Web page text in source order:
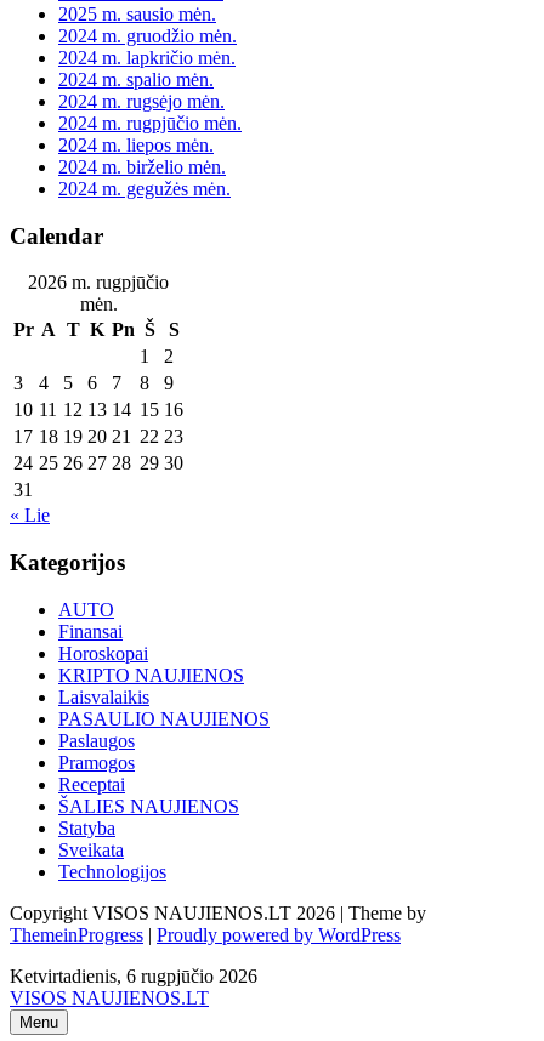
2025 m. sausio mėn.
2024 m. gruodžio mėn.
2024 m. lapkričio mėn.
2024 m. spalio mėn.
2024 m. rugsėjo mėn.
2024 m. rugpjūčio mėn.
2024 m. liepos mėn.
2024 m. birželio mėn.
2024 m. gegužės mėn.
Calendar
2026 m. rugpjūčio
mėn.
Pr A T K Pn Š
S
1
2
3
4 5 6 7 8
9
10 11 12 13 14 15 16
17 18 19 20 21 22 23
24 25 26 27 28 29 30
31
« Lie
Kategorijos
AUTO
Finansai
Horoskopai
KRIPTO NAUJIENOS
Laisvalaikis
PASAULIO NAUJIENOS
Paslaugos
Pramogos
Receptai
ŠALIES NAUJIENOS
Statyba
Sveikata
Technologijos
Copyright VISOS NAUJIENOS.LT 2026 | Theme by
ThemeinProgress | Proudly powered by WordPress
Ketvirtadienis, 6 rugpjūčio 2026
VISOS NAUJIENOS.LT
Menu